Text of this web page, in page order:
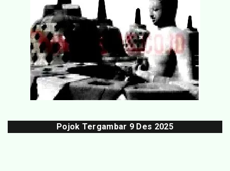
Pojok Tergambar 9 Des 2025